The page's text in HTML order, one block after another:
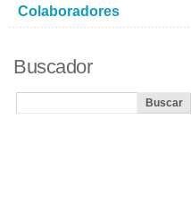
Colaboradores
Buscador